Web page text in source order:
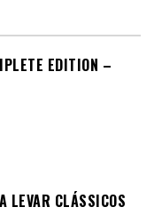
EDITION –
LEVAR CLÁSSICOS